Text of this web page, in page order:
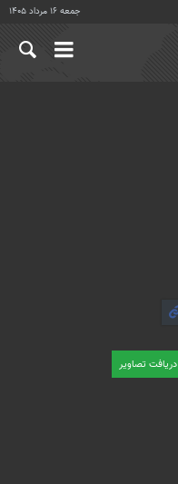
جمعه ۱۶ مرداد ۱۴۰۵
دریافت تصاویر